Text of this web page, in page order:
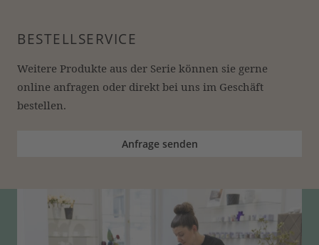
BESTELLSERVICE
Weitere Produkte aus der Serie können sie gerne
online anfragen oder direkt bei uns im Geschäft
bestellen.
Anfrage senden